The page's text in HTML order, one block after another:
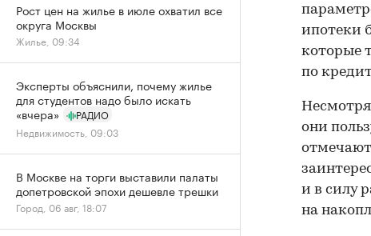
ипотеки
которые
по
они
и в силу
на
Рост цен на жилье в июле охватил все
округа Москвы
Жилье, 09:34
Эксперты объяснили, почему жилье
для студентов надо было искать
«вчера»
РАДИО
Недвижимость, 09:03
В Москве на торги выставили палаты
допетровской эпохи дешевле трешки
Город, 06 авг, 18:07